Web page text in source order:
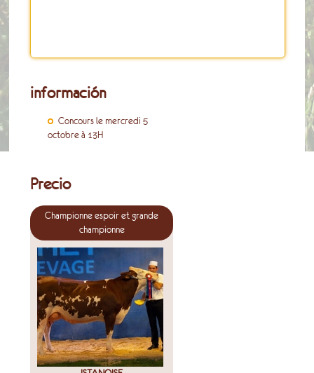
información
Concours le mercredi 5
octobre à 13H
Precio
Championne espoir et grande
championne